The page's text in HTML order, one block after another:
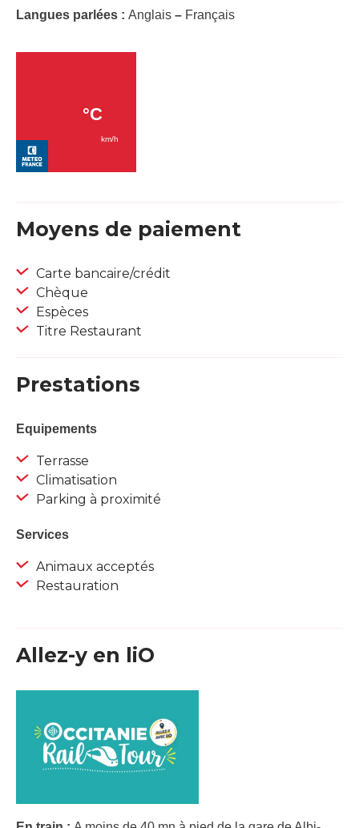
Langues parlées : Anglais – Français
Moyens de paiement
Carte bancaire/crédit
Chèque
Espèces
Titre Restaurant
Prestations
Equipements
Terrasse
Climatisation
Parking à proximité
Services
Animaux acceptés
Restauration
Allez-y en liO